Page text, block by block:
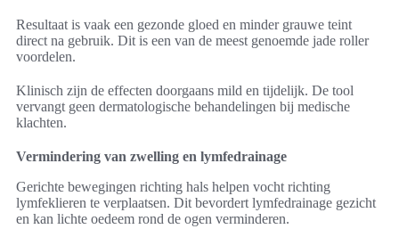
Resultaat is vaak een gezonde gloed en minder grauwe teint
direct na gebruik. Dit is een van de meest genoemde jade roller
voordelen.
Klinisch zijn de effecten doorgaans mild en tijdelijk. De tool
vervangt geen dermatologische behandelingen bij medische
klachten.
Vermindering van zwelling en lymfedrainage
Gerichte bewegingen richting hals helpen vocht richting
lymfeklieren te verplaatsen. Dit bevordert lymfedrainage gezicht
en kan lichte oedeem rond de ogen verminderen.